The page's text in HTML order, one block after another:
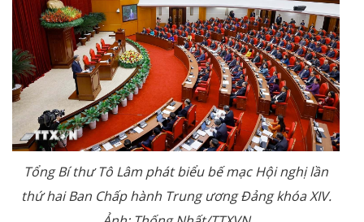
Tổng Bí thư Tô Lâm phát biểu bế mạc Hội nghị lần
thứ hai Ban Chấp hành Trung ương Đảng khóa XIV.